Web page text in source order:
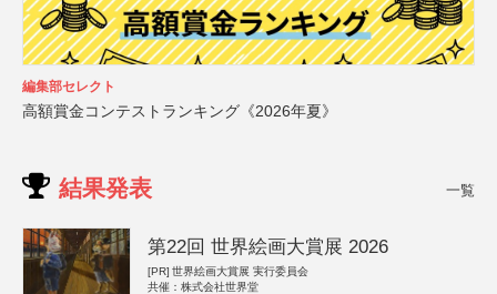
編集部セレクト
高額賞金コンテストランキング《2026年夏》
結果発表 一覧
第22回 世界絵画大賞展 2026
[PR] 世界絵画大賞展 実行委員会
共催：株式会社世界堂